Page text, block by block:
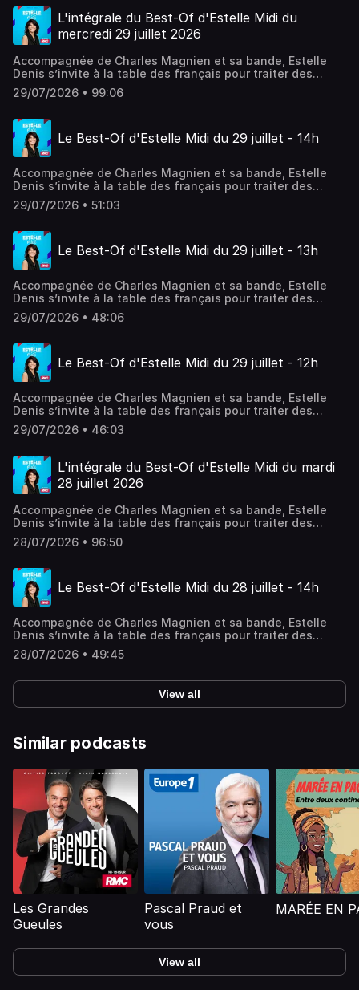
L'intégrale du Best-Of d'Estelle Midi du
mercredi 29 juillet 2026
Accompagnée de Charles Magnien et sa bande, Estelle
Denis s’invite à la table des français pour traiter des
sujets qui font leur quotidien. Société, conso, actualité,
débats, coup de gueule, coups de cœurs… En simultané
29/07/2026 • 99:06
Le Best-Of d'Estelle Midi du 29 juillet - 14h
Accompagnée de Charles Magnien et sa bande, Estelle
Denis s’invite à la table des français pour traiter des
sujets qui font leur quotidien. Société, conso, actualité,
débats, coup de gueule, coups de cœurs… En simultané
29/07/2026 • 51:03
Le Best-Of d'Estelle Midi du 29 juillet - 13h
Accompagnée de Charles Magnien et sa bande, Estelle
Denis s’invite à la table des français pour traiter des
sujets qui font leur quotidien. Société, conso, actualité,
débats, coup de gueule, coups de cœurs… En simultané
29/07/2026 • 48:06
Le Best-Of d'Estelle Midi du 29 juillet - 12h
Accompagnée de Charles Magnien et sa bande, Estelle
Denis s’invite à la table des français pour traiter des
sujets qui font leur quotidien. Société, conso, actualité,
débats, coup de gueule, coups de cœurs… En simultané
29/07/2026 • 46:03
L'intégrale du Best-Of d'Estelle Midi du mardi
28 juillet 2026
Accompagnée de Charles Magnien et sa bande, Estelle
Denis s’invite à la table des français pour traiter des
sujets qui font leur quotidien. Société, conso, actualité,
débats, coup de gueule, coups de cœurs… En simultané
28/07/2026 • 96:50
Le Best-Of d'Estelle Midi du 28 juillet - 14h
Accompagnée de Charles Magnien et sa bande, Estelle
Denis s’invite à la table des français pour traiter des
sujets qui font leur quotidien. Société, conso, actualité,
débats, coup de gueule, coups de cœurs… En simultané
28/07/2026 • 49:45
View all
Similar podcasts
Les Grandes
Gueules
Pascal Praud et
vous
MARÉE EN
View all